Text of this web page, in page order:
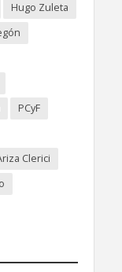
Hugo Zuleta
PCyF
Clerici